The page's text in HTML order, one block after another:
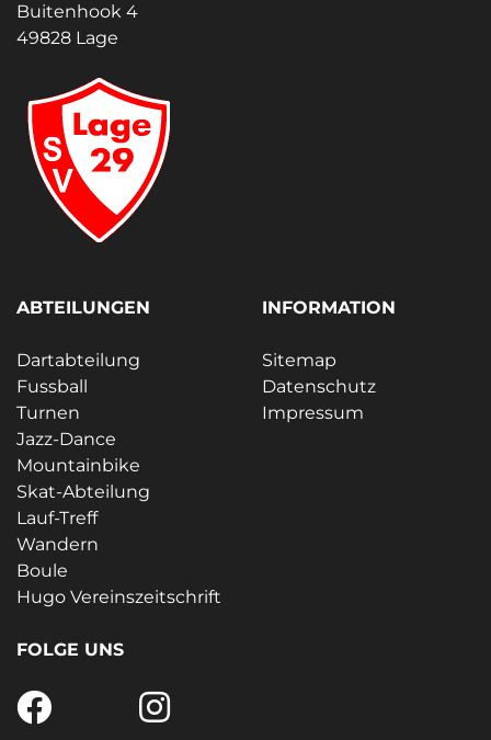
Buitenhook 4
49828 Lage
ABTEILUNGEN
Dartabteilung
Fussball
Turnen
Jazz-Dance
Mountainbike
Skat-Abteilung
Lauf-Treff
Wandern
Boule
Hugo Vereinszeitschrift
INFORMATION
Sitemap
Datenschutz
Impressum
FOLGE UNS